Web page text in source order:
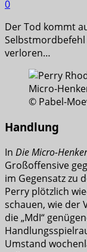
0
Der Tod kommt
verloren…
© Pabel-
Handlung
In Die Micro-Henker
Großoffensive
im Gegensatz zu
Perry plötzlich
schauen, wie der
die „MdI“
Umstand